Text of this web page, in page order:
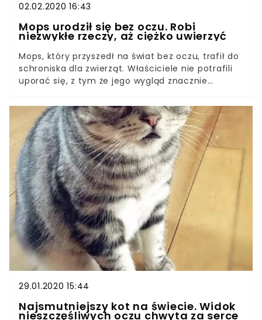
02.02.2020 16:43
Mops urodził się bez oczu. Robi
niezwykłe rzeczy, aż ciężko uwierzyć
Mops, który przyszedł na świat bez oczu, trafił do
schroniska dla zwierząt. Właściciele nie potrafili
uporać się, z tym że jego wygląd znacznie
dzień. W związku z tym postanowili się go pozbyć.
Teraz zwierzak robi naprawdę niezwykłe rzeczy.
Jest prawdziwym bohaterem! Kiedy tylko
czworonóg trafił do schroniska dla zwierząt,
właściciele przytułku przekonani byli, że nigdy nie
uda mu się znaleźć kochającej rodziny. Z
doświadczenia wiedzieli, że niecodzienny wygląd,
nawet w przypadku zwierzaków, nie jest zbyt
pożądaną cechą. Życie bywa jednak naprawdę
istotne, a niekiedy w jednej chwili może stać się
coś, czego nigdy byśmy się nie spodziewali.
29.01.2020 15:44
Najsmutniejszy kot na świecie. Widok
nieszczęśliwych oczu chwyta za serce